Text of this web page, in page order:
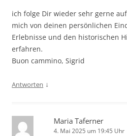
ich folge Dir wieder sehr gerne
mich von deinen persönlichen
Erlebnisse und den historischen
erfahren.
Buon cammino, Sigrid
Antworten ↓
Maria Taferner
4. Mai 2025 um 19:45 Uhr